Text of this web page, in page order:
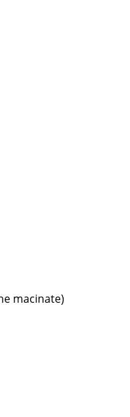
macinate)